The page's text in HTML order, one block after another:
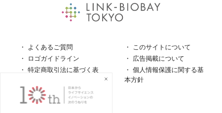
よくあるご質問
このサイトについて
ロゴガイドライン
広告掲載について
特定商取引法に基づく表
個人情報保護に関する基
本方針
個人情報の取扱について